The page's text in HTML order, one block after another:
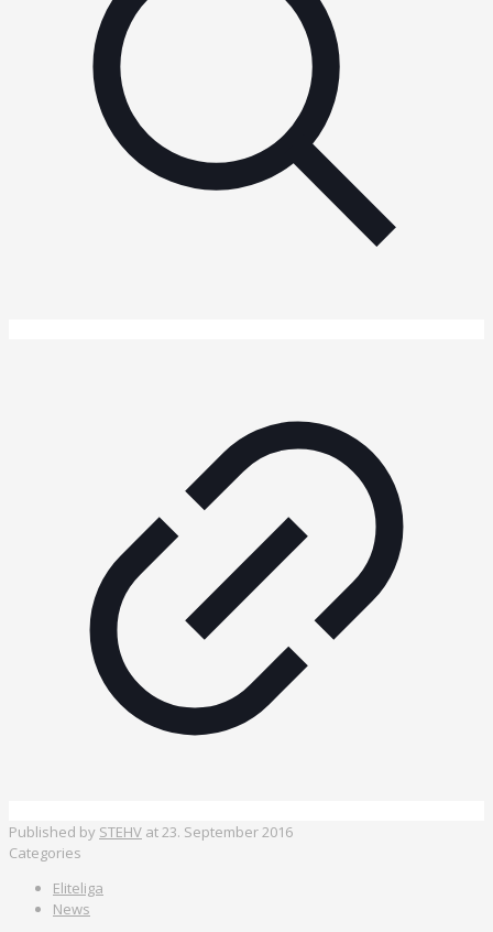
Published by STEHV at23. September 2016
Categories
Eliteliga
News